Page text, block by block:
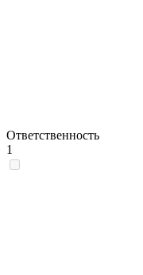
Ответственность
1